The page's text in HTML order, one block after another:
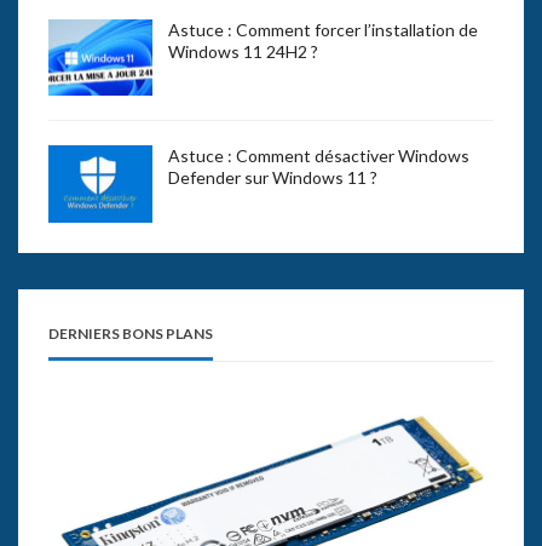
Astuce : Comment forcer l’installation de
Windows 11 24H2 ?
Astuce : Comment désactiver Windows
Defender sur Windows 11 ?
DERNIERS BONS PLANS